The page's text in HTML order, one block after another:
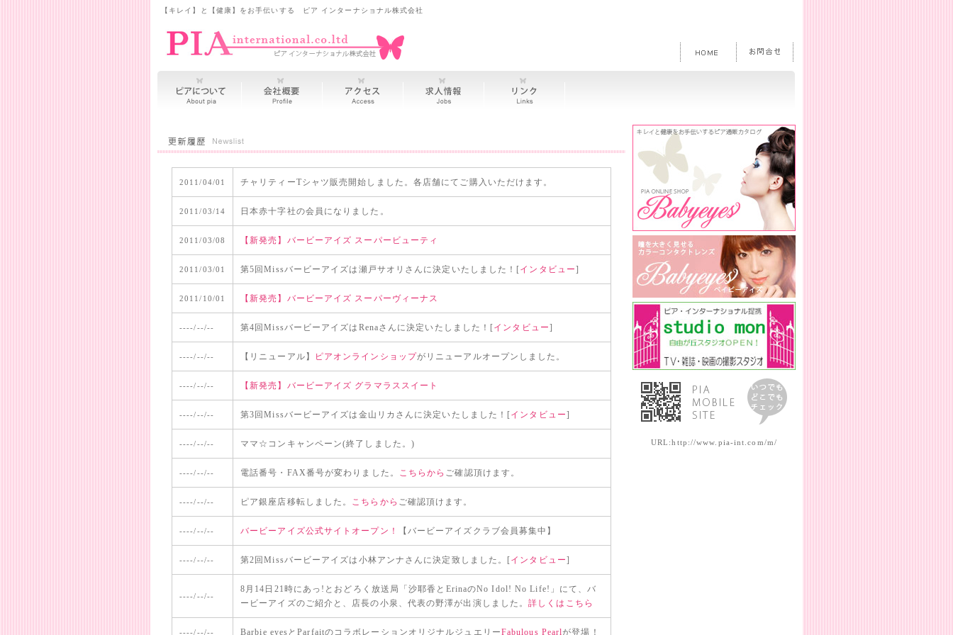
【キレイ】と【健康】をお手伝いする ピア インターナショナル株式会社
2011/04/01 チャリティーTシャツ販売開始しました。各店舗にてご購入いただけます。
2011/03/14 日本赤十字社の会員になりました。
2011/03/08 【新発売】バービーアイズ スーパービューティ
2011/03/01 第5回Missバービーアイズは瀬戸サオリさんに決定いたしました！[インタビュー]
2011/10/01 【新発売】バービーアイズ スーパーヴィーナス
----/--/-- 第4回MissバービーアイズはRenaさんに決定いたしました！[インタビュー]
----/--/-- 【リニューアル】 ピアオンラインショップがリニューアルオープンしました。
----/--/-- 【新発売】バービーアイズ グラマラススイート
----/--/-- 第3回Missバービーアイズは金山リカさんに決定いたしました！[インタビュー]
----/--/-- ママ☆コンキャンペーン(終了しました。)
----/--/-- 電話番号・FAX番号が変わりました。 こちらから ご確認頂けます。
----/--/-- ピア銀座店移転しました。 こちらから ご確認頂けます。
----/--/-- バービーアイズ公式サイトオープン！ 【バービーアイズクラブ会員募集中】
----/--/-- 第2回Missバービーアイズは小林アンナさんに決定致しました。[インタビュー]
----/--/--
8月14日21時にあっ!とおどろく放送局「沙耶香とErinaのNo Idol! No Life!」にて、バ
ービーアイズのご紹介と、店長の小泉、代表の野澤が出演しました。詳しくはこちら
----/--/-- Barbie eyesとParfaitのコラボレーションオリジナルジュエリーFabulous Pearlが登場！
URL:http://www.pia-int.com/m/